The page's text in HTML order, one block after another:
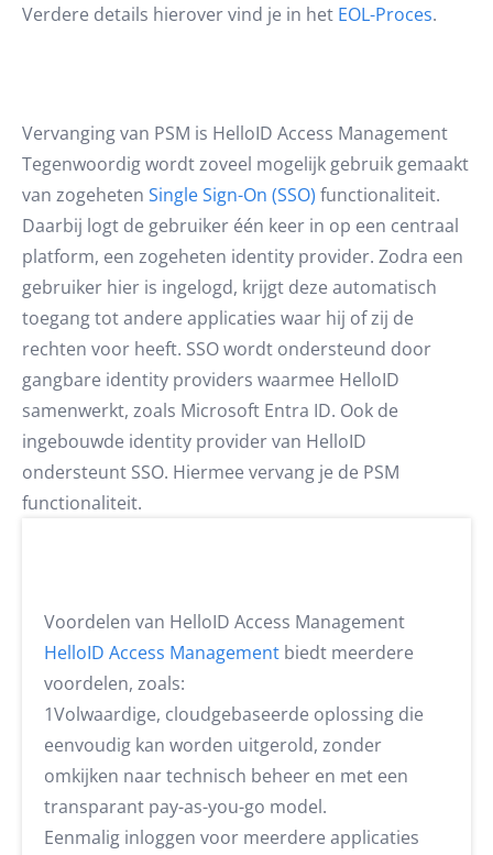
Verdere details hierover vind je in het EOL-Proces.
Vervanging van PSM is HelloID Access Management
Tegenwoordig wordt zoveel mogelijk gebruik gemaakt
van zogeheten Single Sign-On (SSO) functionaliteit.
Daarbij logt de gebruiker één keer in op een centraal
platform, een zogeheten identity provider. Zodra een
gebruiker hier is ingelogd, krijgt deze automatisch
toegang tot andere applicaties waar hij of zij de
rechten voor heeft. SSO wordt ondersteund door
gangbare identity providers waarmee HelloID
samenwerkt, zoals Microsoft Entra ID. Ook de
ingebouwde identity provider van HelloID
ondersteunt SSO. Hiermee vervang je de PSM
functionaliteit.
Voordelen van HelloID Access Management
HelloID Access Management biedt meerdere
voordelen, zoals:
1Volwaardige, cloudgebaseerde oplossing die
eenvoudig kan worden uitgerold, zonder
omkijken naar technisch beheer en met een
transparant pay-as-you-go model.
Eenmalig inloggen voor meerdere applicaties